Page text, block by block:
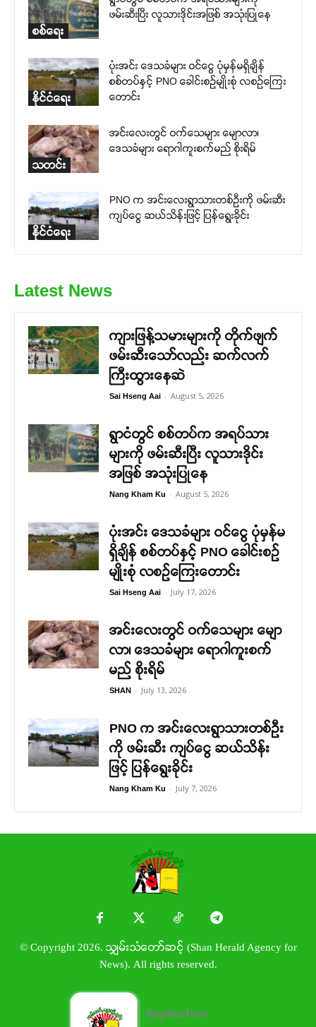
စစ်ရေး
ဖမ်းဆီးပြီး လူသားဒိုင်းအဖြစ် အသုံးပြုနေ
နိုင်ငံရေး
ပုံးအင်း ဒေသခံများ ဝင်ငွေ ပုံမှန်မရှိချိန်
စစ်တပ်နှင့် PNO ခေါင်းစဉ်မျိုးစုံ လစဉ်ကြေး
တောင်း
သတင်း
အင်းလေးတွင် ဝက်သေများ မျောလာ၊
ဒေသခံများ ရောဂါကူးစက်မည် စိုးရိမ်
နိုင်ငံရေး
PNO က အင်းလေးရွာသားတစ်ဦးကို ဖမ်းဆီး
ကျပ်ငွေ ဆယ်သိန်းဖြင့် ပြန်ရွေးခိုင်း
Latest News
ကျားဖြန့်သမားများကို တိုက်ဖျက်
ဖမ်းဆီးသော်လည်း ဆက်လက်
ကြီးထွားနေဆဲ
Sai Hseng Aai - August 5, 2026
ရွာငံတွင် စစ်တပ်က အရပ်သား
များကို ဖမ်းဆီးပြီး လူသားဒိုင်း
အဖြစ် အသုံးပြုနေ
Nang Kham Ku - August 5, 2026
ပုံးအင်း ဒေသခံများ ဝင်ငွေ ပုံမှန်မ
ရှိချိန် စစ်တပ်နှင့် PNO ခေါင်းစဉ်
မျိုးစုံ လစဉ်ကြေးတောင်း
Sai Hseng Aai - July 17, 2026
အင်းလေးတွင် ဝက်သေများ မျော
လာ၊ ဒေသခံများ ရောဂါကူးစက်
မည် စိုးရိမ်
SHAN - July 13, 2026
PNO က အင်းလေးရွာသားတစ်ဦး
ကို ဖမ်းဆီး ကျပ်ငွေ ဆယ်သိန်း
ဖြင့် ပြန်ရွေးခိုင်း
Nang Kham Ku - July 7, 2026
© Copyright 2026. သျှမ်းသံတော်ဆင့် (Shan Herald Agency for
News). All rights reserved.